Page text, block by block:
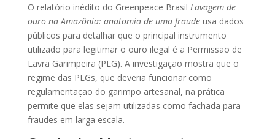
O relatório inédito do Greenpeace Brasil Lavagem de
ouro na Amazônia: anatomia de uma fraude usa dados
públicos para detalhar que o principal instrumento
utilizado para legitimar o ouro ilegal é a Permissão de
Lavra Garimpeira (PLG). A investigação mostra que o
regime das PLGs, que deveria funcionar como
regulamentação do garimpo artesanal, na prática
permite que elas sejam utilizadas como fachada para
fraudes em larga escala.